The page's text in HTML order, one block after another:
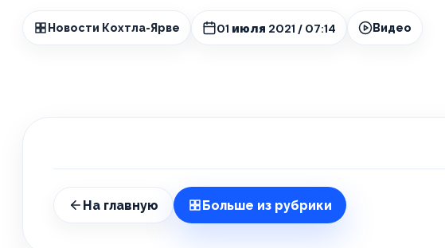
Новости Кохтла-Ярве 01 июля 2021 / 07:14 Видео
На главную Больше из рубрики